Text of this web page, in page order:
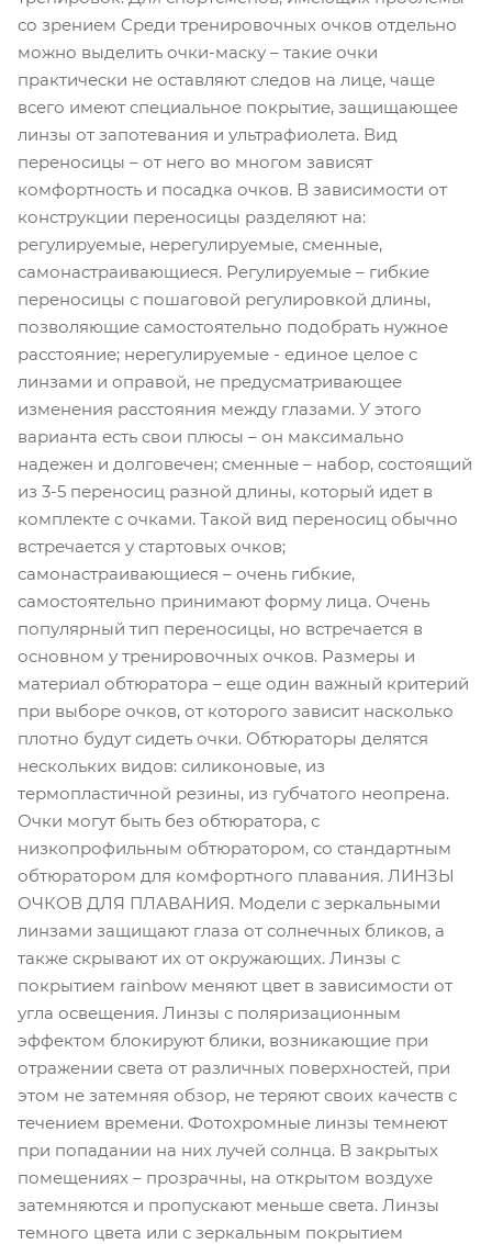
со зрением Среди тренировочных очков отдельно
можно выделить очки-маску – такие очки
практически не оставляют следов на лице, чаще
всего имеют специальное покрытие, защищающее
линзы от запотевания и ультрафиолета. Вид
переносицы – от него во многом зависят
комфортность и посадка очков. В зависимости от
конструкции переносицы разделяют на:
регулируемые, нерегулируемые, сменные,
самонастраивающиеся. Регулируемые – гибкие
переносицы с пошаговой регулировкой длины,
позволяющие самостоятельно подобрать нужное
расстояние; нерегулируемые - единое целое с
линзами и оправой, не предусматривающее
изменения расстояния между глазами. У этого
варианта есть свои плюсы – он максимально
надежен и долговечен; сменные – набор, состоящий
из 3-5 переносиц разной длины, который идет в
комплекте с очками. Такой вид переносиц обычно
встречается у стартовых очков;
самонастраивающиеся – очень гибкие,
самостоятельно принимают форму лица. Очень
популярный тип переносицы, но встречается в
основном у тренировочных очков. Размеры и
материал обтюратора – еще один важный критерий
при выборе очков, от которого зависит насколько
плотно будут сидеть очки. Обтюраторы делятся
нескольких видов: силиконовые, из
термопластичной резины, из губчатого неопрена.
Очки могут быть без обтюратора, с
низкопрофильным обтюратором, со стандартным
обтюратором для комфортного плавания. ЛИНЗЫ
ОЧКОВ ДЛЯ ПЛАВАНИЯ. Модели с зеркальными
линзами защищают глаза от солнечных бликов, а
также скрывают их от окружающих. Линзы с
покрытием rainbow меняют цвет в зависимости от
угла освещения. Линзы с поляризационным
эффектом блокируют блики, возникающие при
отражении света от различных поверхностей, при
этом не затемняя обзор, не теряют своих качеств с
течением времени. Фотохромные линзы темнеют
при попадании на них лучей солнца. В закрытых
помещениях – прозрачны, на открытом воздухе
затемняются и пропускают меньше света. Линзы
темного цвета или с зеркальным покрытием